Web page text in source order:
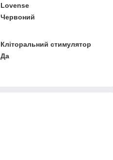
Lovense
Червоний
Кліторальний стимулятор
Да